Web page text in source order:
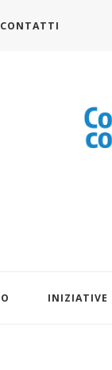
CONTATTI
INIZIATIVE